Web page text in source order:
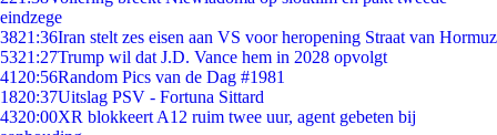
eindzege
3821:36Iran stelt zes eisen aan VS voor heropening Straat van Hormuz
5321:27Trump wil dat J.D. Vance hem in 2028 opvolgt
41 20:56Random Pics van de Dag #1981
1820:37Uitslag PSV - Fortuna Sittard
4320:00XR blokkeert A12 ruim twee uur, agent gebeten bij